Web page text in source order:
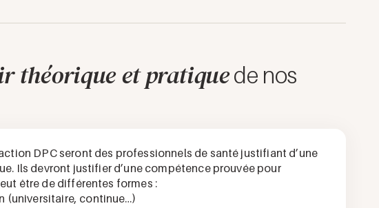
théorique et pratiquede nos
DPC seront des professionnels de santé justifiant d’une
Ils devront justifier d’une compétence prouvée pour
être de différentes formes :
(universitaire, continue…)